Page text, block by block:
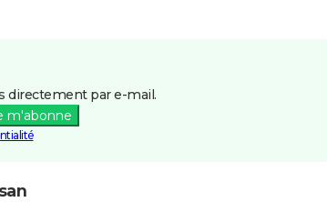
directement par e-mail.
m'abonne